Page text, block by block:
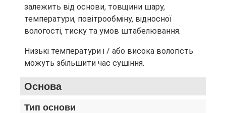
залежить від основи, товщини шару,
температури, повітрообміну, відносної
вологості, тиску та умов штабелювання.
Низькі температури і / або висока вологість
можуть збільшити час сушіння.
Основа
Тип основи